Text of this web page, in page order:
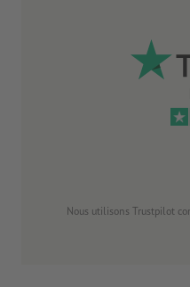
Nous utilisons Trustpilot